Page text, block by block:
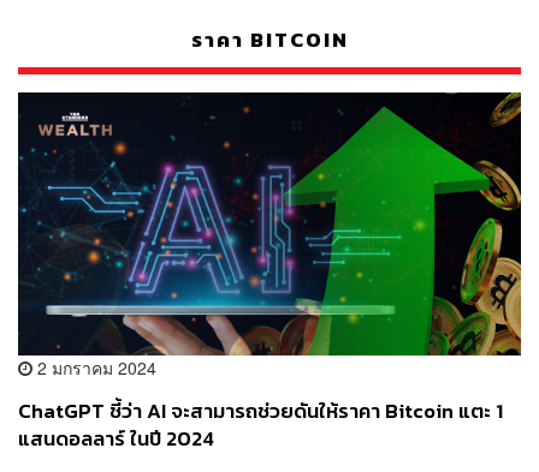
ราคา BITCOIN
2 มกราคม 2024
ChatGPT ชี้ว่า AI จะสามารถช่วยดันให้ราคา Bitcoin แตะ 1
แสนดอลลาร์ ในปี 2024